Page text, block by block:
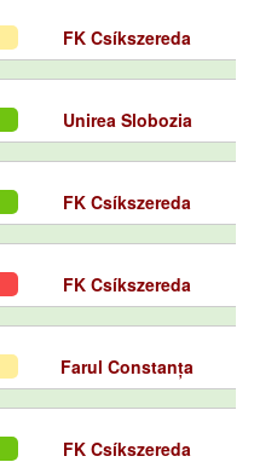
FK Csíkszereda
Unirea Slobozia
FK Csíkszereda
FK Csíkszereda
Farul Constanța
FK Csíkszereda